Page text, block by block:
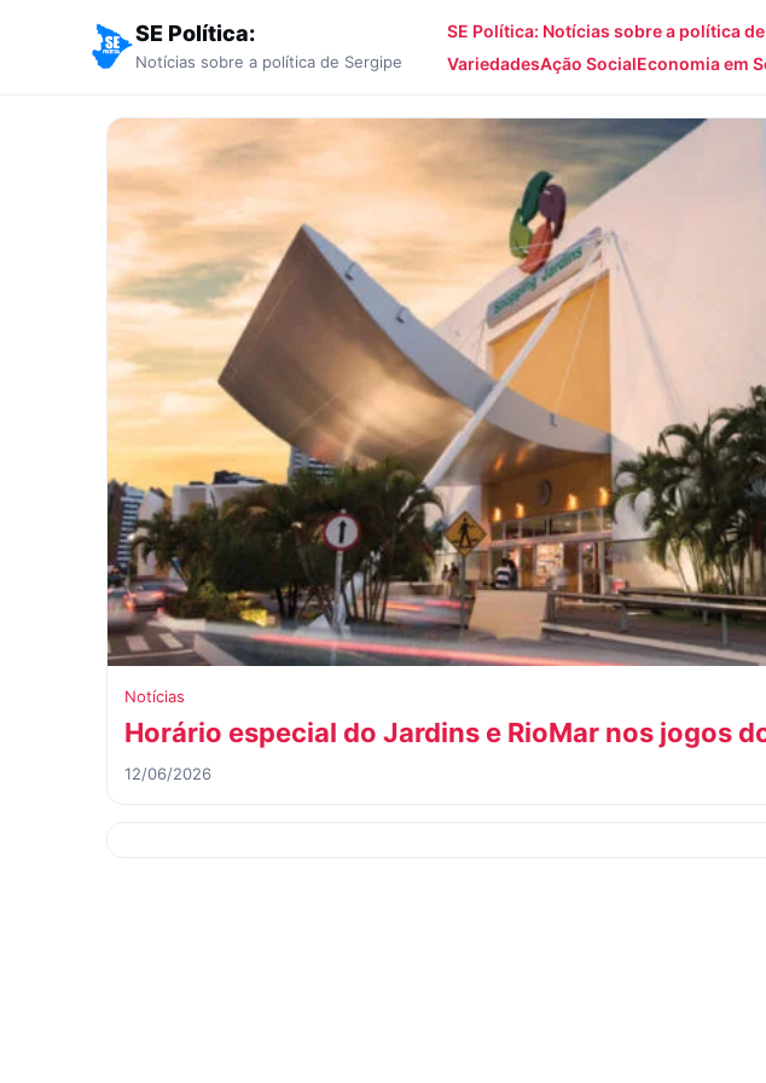
SE Política:
Notícias sobre a política de Sergipe
SE Política: Notícias sobre a política
VariedadesAção SocialEconomia em
Notícias
Horário especial do Jardins e RioMar nos jogos
12/06/2026